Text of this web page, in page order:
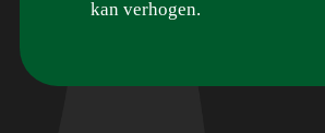
kan verhogen.